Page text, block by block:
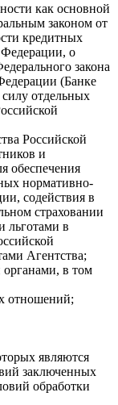
как основной
законом от
кредитных
Федерации, о
закона
(Банке
отдельных
Российской
и
обеспечения
нормативно-
содействия в
страховании
льготами в
Агентства;
органами, в том
отношений;
являются
заключенных
обработки